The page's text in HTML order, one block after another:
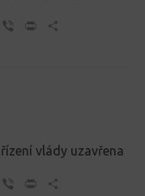
Telegram
Viber Print
vlády uzavřena
Telegram
Viber Print